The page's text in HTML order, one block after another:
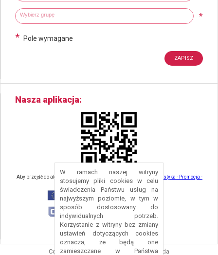
W ramach naszej witryny
stosujemy pliki cookies w celu
świadczenia Państwu usług na
najwyższym poziomie, w tym w
sposób dostosowany do
indywidualnych potrzeb.
Korzystanie z witryny bez zmiany
ustawień dotyczących cookies
oznacza, że będą one
zamieszczane w Państwa
Wybierz grupy tematyczne *
Wpisz wyszukiwaną fraze
* Pole wymagane
Nasza aplikacja
Aby przejść do aktualności związanych z turystyką - kliknij tu:
Turystyka - Promocja -
Strefa Turysty - Gmina Nowa Ruda
Copyright © 2016 Urząd Gminy Nowa Ruda